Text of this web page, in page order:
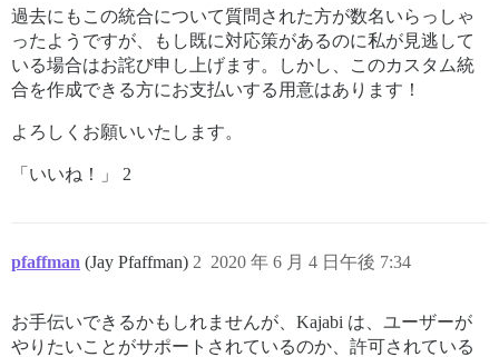
過去にもこの統合について質問された方が数名いらっしゃ
ったようですが、もし既に対応策があるのに私が見逃して
いる場合はお詫び申し上げます。しかし、このカスタム統
合を作成できる方にお支払いする用意はあります！
よろしくお願いいたします。
「いいね！」 2
pfaffman (Jay Pfaffman) 2020 年 6 月 4 日午後 7:34
2
お手伝いできるかもしれませんが、Kajabi は、ユーザーが
やりたいことがサポートされているのか、許可されている